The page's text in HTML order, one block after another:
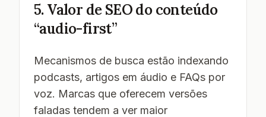
5. Valor de SEO do conteúdo
“audio-first”
Mecanismos de busca estão indexando
podcasts, artigos em áudio e FAQs por
voz. Marcas que oferecem versões
faladas tendem a ver maior